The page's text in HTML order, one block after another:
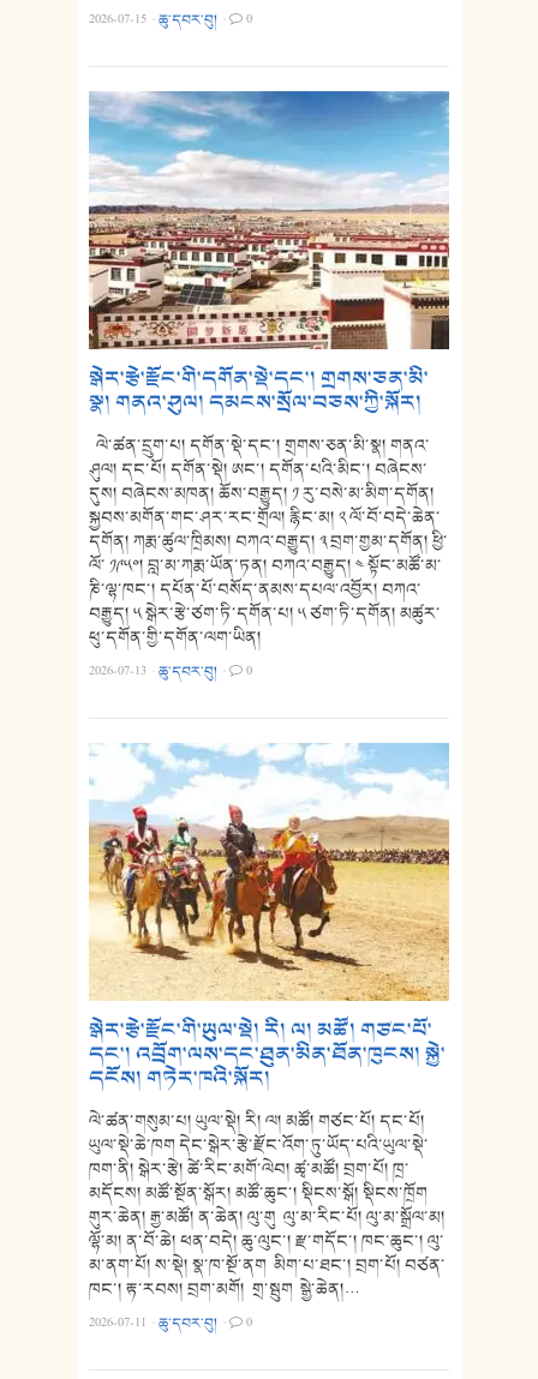
2026-07-15 ·ཆུ་དབར་བུ། · 0
སྒེར་རྩེ་རྫོང་གི་དགོན་སྡེ་དང་། གྲགས་ཅན་མི་
སྣ། གནའ་ཤུལ། དམངས་སྲོལ་བཅས་ཀྱི་སྐོར།
ལེ་ཚན་དྲུག་པ། དགོན་སྡེ་དང་། གྲགས་ཅན་མི་སྣ། གནའ་
ཤུལ། དང་པོ། དགོན་སྡེ། ཨང་། དགོན་པའི་མིང་། བཞེངས་
དུས། བཞེངས་མཁན། ཆོས་བརྒྱུད། ༡ རུ་བསེ་མ་མིག་དགོན།
སྐྱབས་མགོན་གང་ཤར་རང་གྲོལ། རྙིང་མ། ༢ ལོ་བོ་བདེ་ཆེན་
དགོན། ཀརྨ་ཚུལ་ཁྲིམས། བཀའ་བརྒྱུད། ༣ བྲག་གྱམ་དགོན། ཕྱི་
ལོ་ ༡༩༥༠། བླ་མ་ཀརྨ་ཡོན་ཏན། བཀའ་བརྒྱུད། ༤ སྟོང་མཚོ་མ་
ཎི་ལྷ་ཁང་། དཔོན་པོ་བསོད་ནམས་དཔལ་འབྱོར། བཀའ་
བརྒྱུད། ༥ སྒེར་རྩེ་ཙག་ཏི་དགོན་པ། ༥ ཙག་ཏི་དགོན། མཚུར་
ཕུ་དགོན་གྱི་དགོན་ལག་ཡིན།
2026-07-13 ·ཆུ་དབར་བུ། · 0
སྒེར་རྩེ་རྫོང་གི་ཡུལ་སྡེ། རི། ལ། མཚོ། གཙང་པོ་
དང་། འབྲོག་ལས་དང་ཐུན་མིན་ཐོན་ཁུངས། སྐྱེ་
དངོས། གཏེར་ཁའི་སྐོར།
ལེ་ཚན་གསུམ་པ། ཡུལ་སྡེ། རི། ལ། མཚོ། གཙང་པོ། དང་པོ།
ཡུལ་སྡེ་ཆེ་ཁག དེང་སྒེར་རྩེ་རྫོང་འོག་ཏུ་ཡོད་པའི་ཡུལ་སྡེ་
ཁག་ནི། སྒེར་རྩེ། ཚེ་རིང་མགོ་ལེབ། ཚྭ་མཚོ། བྲག་པོ། ཁྲ་
མདོངས། མཚོ་སྔོན་སྒོར། མཚོ་ཆུང་། སྡིངས་སྒོ། སྡིངས་ཁྲོག
གུར་ཆེན། རྒྱ་མཚོ། ན་ཆེན། ལུ་གུ ལུ་མ་རིང་པོ། ལུ་མ་སྒྲོལ་མ།
ལྷོ་མ། ན་བོ་ཆེ། ཕན་བདེ། ཆུ་ལུང་། རྫ་གདོང་། ཁང་ཆུང་། ལུ་
མ་ནག་པོ། ས་སྡེ། སྣ་ཁ་སྔོ་ནག མིག་པ་ཐང་། བྲག་པོ། བཙན་
ཁང་། རྟ་རབས། བྲག་མགོ། གྲ་སྦུག སྒྱེ་ཆེན།…
2026-07-11 ·ཆུ་དབར་བུ། · 0